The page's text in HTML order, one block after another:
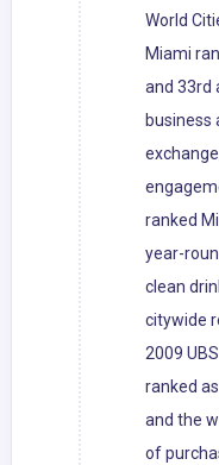
World
Miami
and 33rd
business
ranked
year-
clean
citywide
2009
ranked
and the
of